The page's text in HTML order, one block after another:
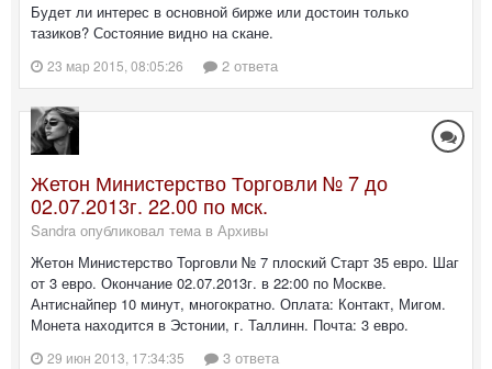
Будет ли интерес в основной бирже или достоин только
тазиков? Состояние видно на скане.
23 мар 2015, 08:05:26 2 ответа
Жетон Министерство Торговли № 7 до
02.07.2013г. 22.00 по мск.
Sandra опубликовал тема в Архивы
Жетон Министерство Торговли № 7 плоский Старт 35 евро. Шаг
от 3 евро. Окончание 02.07.2013г. в 22:00 по Москве.
Антиснайпер 10 минут, многократно. Оплата: Контакт, Мигом.
Монета находится в Эстонии, г. Таллинн. Почта: 3 евро.
29 июн 2013, 17:34:35 3 ответа